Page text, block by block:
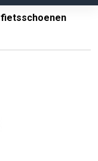
fietsschoenen